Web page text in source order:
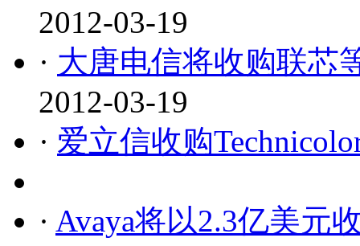
2012-03-19
· 大唐电信将收购联芯
2012-03-19
· 爱立信收购
· Avaya将以2.3亿美元